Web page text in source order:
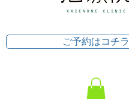
ご予約はコチラ